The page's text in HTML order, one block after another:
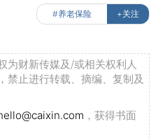
#养老保险 +关注
为财新传媒及/或相关权利人
禁止进行转载、摘编、复制及
，获得书面